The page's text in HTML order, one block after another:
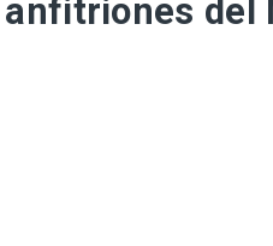
anfitriones del